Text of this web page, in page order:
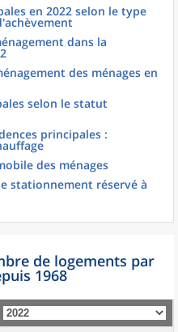
en 2022 selon le type
dans la
des ménages en
selon le statut
principales :
des ménages
stationnement réservé à
de logements par
1968